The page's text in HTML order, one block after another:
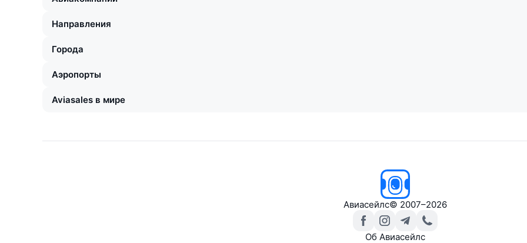
Направления
Города
Аэропорты
Aviasales в мире
Авиасейлс© 2007–2026
Об Авиасейлс